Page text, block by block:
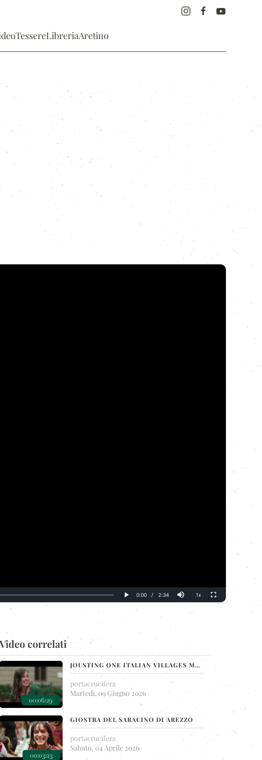
TessereLibreriaAretino
Play Mute
Current
Time
0:00 / Duration
2:34 1xPlayback
Rate
Fullscreen
Video correlati
00:06:29
JOUSTING ONE ITALIAN VILLAGES MEDIEVAL RITE - AREZZO
portacrucifera
Martedì, 09 Giugno 2026
00:03:23
GIOSTRA DEL SARACINO DI AREZZO
portacrucifera
Sabato, 04 Aprile 2026